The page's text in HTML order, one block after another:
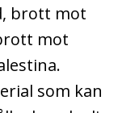
brott mot
mot
som kan